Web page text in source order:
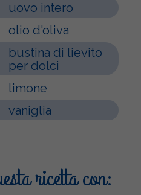
uovo intero
olio d'oliva
bustina di lievito
per dolci
limone
vaniglia
ricetta con: